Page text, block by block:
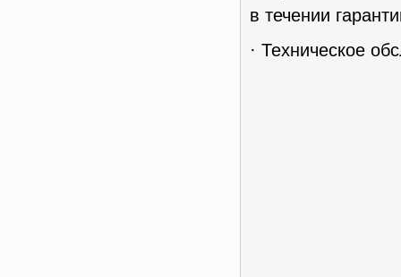
в течении
· Техническое